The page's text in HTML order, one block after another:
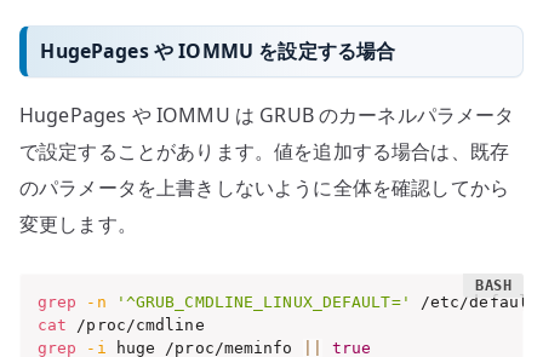
HugePages や IOMMU を設定する場合
HugePages や IOMMU は GRUB のカーネルパラメータ
で設定することがあります。値を追加する場合は、既存
のパラメータを上書きしないように全体を確認してから
変更します。
grep -n
'^GRUB_CMDLINE_LINUX_DEFAULT='
cat
grep
-i huge /proc/meminfo
true